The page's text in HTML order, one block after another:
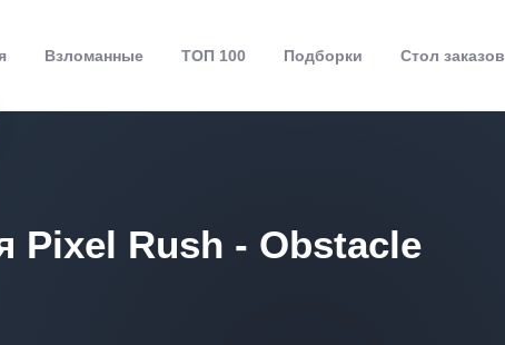
Взломанные ТОП 100 Подборки Стол заказов
Pixel Rush - Obstacle